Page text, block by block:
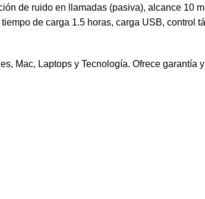
de ruido en llamadas (pasiva), alcance 10
de carga 1.5 horas, carga USB, control
Mac, Laptops y Tecnología. Ofrece